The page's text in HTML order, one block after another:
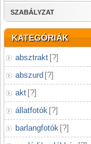
SZABÁLYZAT
KATEGÓRIÁK
absztrakt [?]
abszurd [?]
akt [?]
állatfotók [?]
barlangfotók [?]